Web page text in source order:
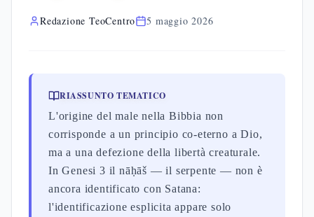
Redazione TeoCentro 5 maggio 2026
RIASSUNTO TEMATICO
L'origine del male nella Bibbia non
corrisponde a un principio co-eterno a Dio,
ma a una defezione della libertà creaturale.
In Genesi 3 il nāḥāš — il serpente — non è
ancora identificato con Satana:
l'identificazione esplicita appare solo